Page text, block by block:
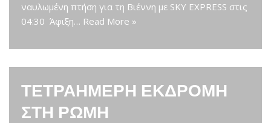
ναυλωμένη πτήση για τη Βιέννη με SKY EXPRESS στις
04:30 Άφιξη… Read More »
ΤΕΤΡΑΗΜΕΡΗ ΕΚΔΡΟΜΗ
ΣΤΗ ΡΩΜΗ